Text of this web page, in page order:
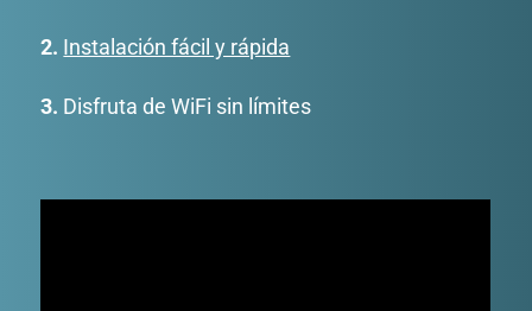
2. Instalación fácil y rápida
3. Disfruta de WiFi sin límites